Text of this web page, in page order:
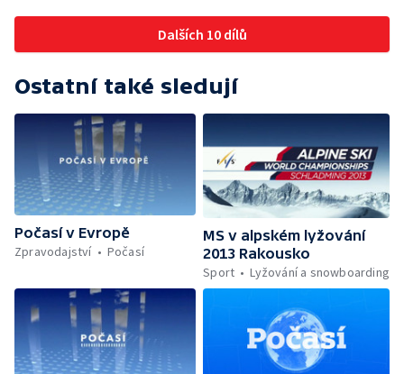
Dalších 10 dílů
Ostatní také sledují
Počasí v Evropě
Zpravodajství
Počasí
MS v alpském lyžování
2013 Rakousko
Sport
Lyžování a snowboarding